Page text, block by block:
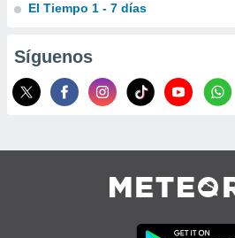
uso de
e
publicidad
El Tiempo 1 - 7 días
Síguenos